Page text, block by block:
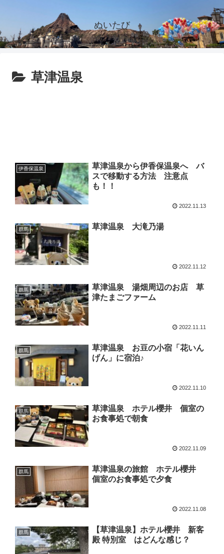
ぬいたび
草津温泉
伊香保温泉
草津温泉から伊香保温泉へ バ
スで移動する方法 注意点
も！！
2022.11.13
群馬 草津温泉 大滝乃湯
2022.11.12
群馬
草津温泉 湯畑周辺のお店 草
津たまごファーム
2022.11.11
群馬
草津温泉 お豆の小宿「花いん
げん」に宿泊♪
2022.11.10
群馬
草津温泉 ホテル櫻井 個室の
お食事処で朝食
2022.11.09
群馬
草津温泉の旅館 ホテル櫻井
個室のお食事処で夕食
2022.11.08
群馬
【草津温泉】ホテル櫻井 新客
殿 特別室 はどんな感じ？